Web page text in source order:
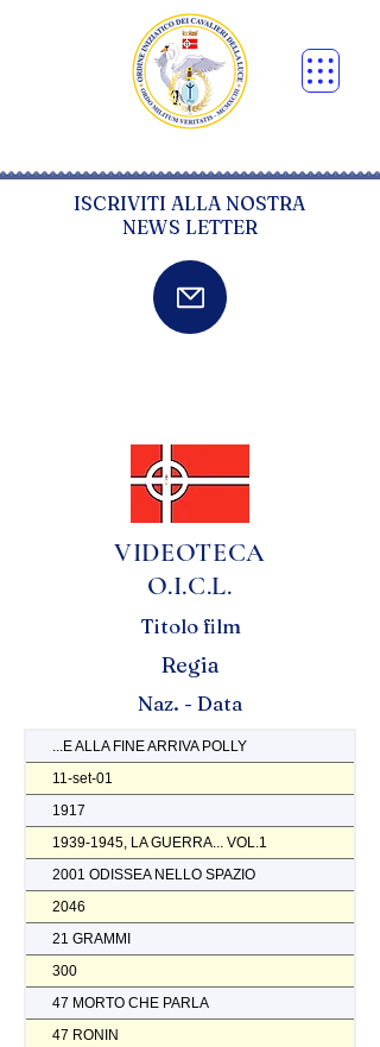
ISCRIVITI ALLA NOSTRA
NEWS LETTER
VIDEOTECA
O.I.C.L.
Titolo film
Regia
Naz. - Data
...E ALLA FINE ARRIVA POLLY
11-set-01
1917
1939-1945, LA GUERRA... VOL.1
2001 ODISSEA NELLO SPAZIO
2046
21 GRAMMI
300
47 MORTO CHE PARLA
47 RONIN